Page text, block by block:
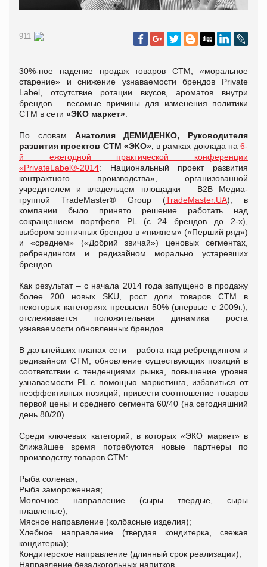
911
30%-ное падение продаж товаров СТМ, «моральное
старение» и снижение узнаваемости брендов Private
Label, отсутствие ротации вкусов, ароматов внутри
брендов – весомые причины для изменения политики
СТМ в сети «ЭКО маркет»
По словам Анатолия ДЕМИДЕНКО, Руководителя
развития проектов СТМ «ЭКО», в рамках доклада на 6-
й ежегодной практической конференции
«PrivateLabel®-2014: Национальный проект развития
контрактного производства», организованной
учредителем и владельцем площадки – В2В Медиа-
группой TradeMaster® Group (TradeMaster.UA), в
компании было принято решение работать над
сокращением портфеля PL (с 24 брендов до 2-х),
выбором зонтичных брендов в «нижнем» («Перший ряд»)
и «среднем» («Добрий звичай») ценовых сегментах,
ребрендингом и редизайном морально устаревших
брендов.
Как результат – с начала 2014 года запущено в продажу
более 200 новых SKU, рост доли товаров СТМ в
некоторых категориях превысил 50% (впервые с 2009г.),
отслеживается положительная динамика роста
узнаваемости обновленных брендов.
В дальнейших планах сети – работа над ребрендингом и
редизайном СТМ, обновление существующих позиций в
соответствии с тенденциями рынка, повышение уровня
узнаваемости PL с помощью маркетинга, избавиться от
неэффективных позиций, привести соотношение товаров
первой цены и среднего сегмента 60/40 (на сегодняшний
день 80/20).
Среди ключевых категорий, в которых «ЭКО маркет» в
ближайшее время потребуются новые партнеры по
производству товаров СТМ:
Рыба соленая;
Рыба замороженная;
Молочное направление (сыры твердые, сыры
плавленые);
Мясное направление (колбасные изделия);
Хлебное направление (твердая кондитерка, свежая
кондитерка);
Кондитерское направление (длинный срок реализации);
Направление безалкогольных напитков.